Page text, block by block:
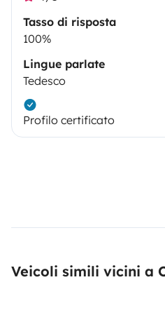
Tasso di risposta
100%
Lingue parlate
Tedesco
Profilo certificato
Veicoli simili vicini a